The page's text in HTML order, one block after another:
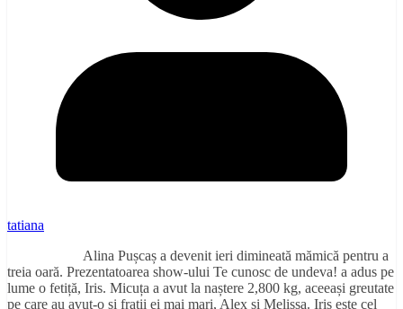
tatiana
Alina Pușcaș a devenit ieri dimineată mămică pentru a
treia oară. Prezentatoarea show-ului Te cunosc de undeva! a adus pe
lume o fetiță, Iris. Micuța a avut la naștere 2,800 kg, aceeași greutate
pe care au avut-o și frații ei mai mari, Alex și Melissa. Iris este cel